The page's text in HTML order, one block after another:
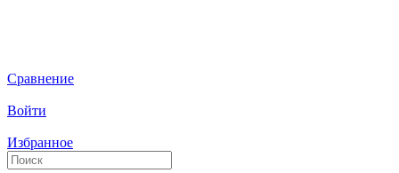
Сравнение
Войти
Избранное